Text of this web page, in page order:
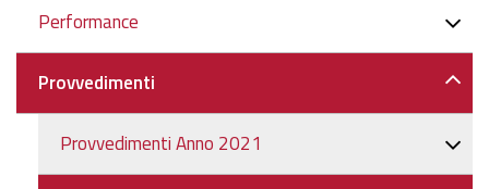
Performance
Provvedimenti
Provvedimenti Anno 2021